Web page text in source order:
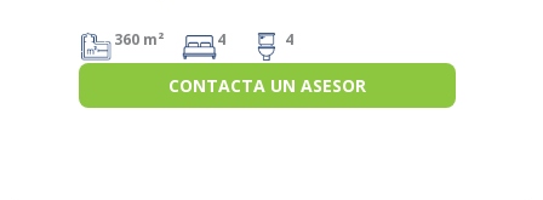
360 m² 4 4
CONTACTA UN ASESOR